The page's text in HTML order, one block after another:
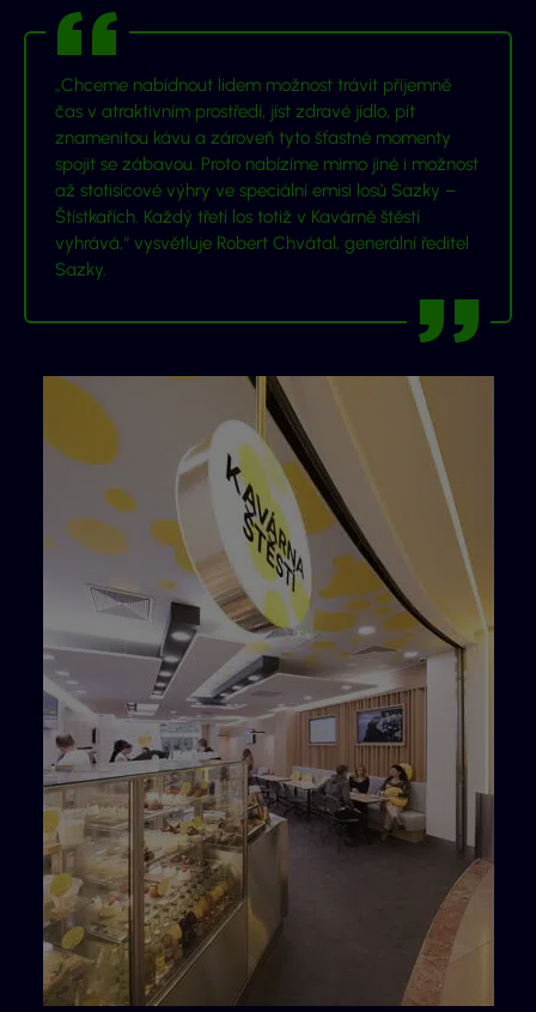
„Chceme nabídnout lidem možnost trávit příjemně
čas v atraktivním prostředí, jíst zdravé jídlo, pít
znamenitou kávu a zároveň tyto šťastné momenty
spojit se zábavou. Proto nabízíme mimo jiné i možnost
až stotisícové výhry ve speciální emisi losů Sazky –
Štístkařích. Každý třetí los totiž v Kavárně štěstí
vyhrává,“ vysvětluje Robert Chvátal, generální ředitel
Sazky.